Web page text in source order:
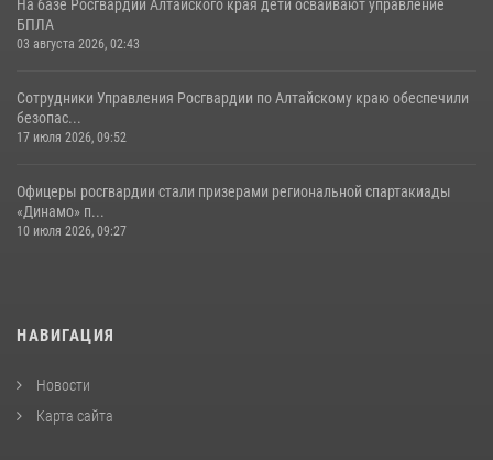
На базе Росгвардии Алтайского края дети осваивают управление
БПЛА
03 августа 2026, 02:43
Сотрудники Управления Росгвардии по Алтайскому краю обеспечили
безопас...
17 июля 2026, 09:52
Офицеры росгвардии стали призерами региональной спартакиады
«Динамо» п...
10 июля 2026, 09:27
НАВИГАЦИЯ
Новости
Карта сайта